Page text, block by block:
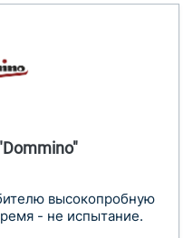
высокопробную
- не испытание.